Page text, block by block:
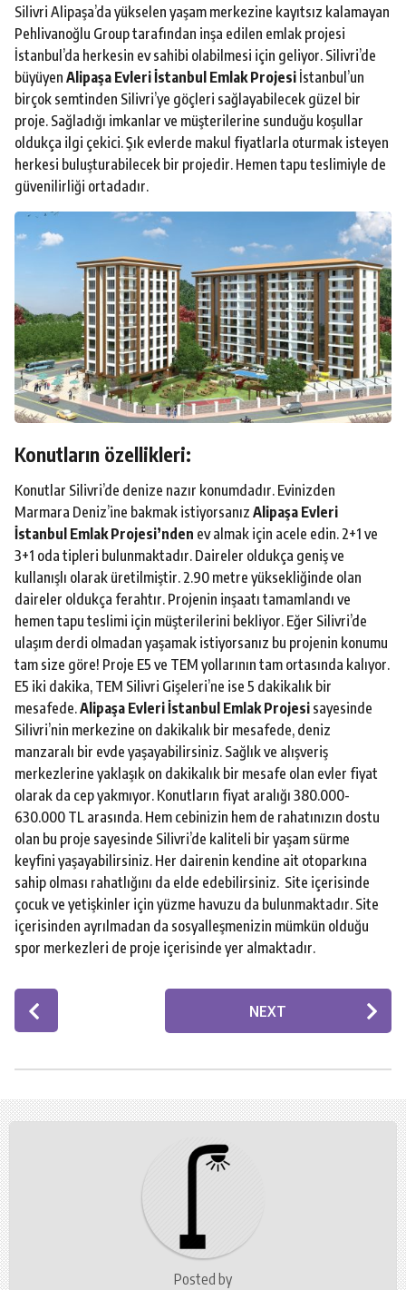
Silivri Alipaşa’da yükselen yaşam merkezine kayıtsız kalamayan
Pehlivanoğlu Group tarafından inşa edilen emlak projesi
İstanbul’da herkesin ev sahibi olabilmesi için geliyor. Silivri’de
büyüyen Alipaşa Evleri İstanbul Emlak Projesi İstanbul’un
birçok semtinden Silivri’ye göçleri sağlayabilecek güzel bir
proje. Sağladığı imkanlar ve müşterilerine sunduğu koşullar
oldukça ilgi çekici. Şık evlerde makul fiyatlarla oturmak isteyen
herkesi buluşturabilecek bir projedir. Hemen tapu teslimiyle de
güvenilirliği ortadadır.
Konutların özellikleri:
Konutlar Silivri’de denize nazır konumdadır. Evinizden
Marmara Deniz’ine bakmak istiyorsanız Alipaşa Evleri
İstanbul Emlak Projesi’nden ev almak için acele edin. 2+1 ve
3+1 oda tipleri bulunmaktadır. Daireler oldukça geniş ve
kullanışlı olarak üretilmiştir. 2.90 metre yüksekliğinde olan
daireler oldukça ferahtır. Projenin inşaatı tamamlandı ve
hemen tapu teslimi için müşterilerini bekliyor. Eğer Silivri’de
ulaşım derdi olmadan yaşamak istiyorsanız bu projenin konumu
tam size göre! Proje E5 ve TEM yollarının tam ortasında kalıyor.
E5 iki dakika, TEM Silivri Gişeleri’ne ise 5 dakikalık bir
mesafede.Alipaşa Evleri İstanbul Emlak Projesi sayesinde
Silivri’nin merkezine on dakikalık bir mesafede, deniz
manzaralı bir evde yaşayabilirsiniz. Sağlık ve alışveriş
merkezlerine yaklaşık on dakikalık bir mesafe olan evler fiyat
olarak da cep yakmıyor. Konutların fiyat aralığı 380.000-
630.000 TL arasında. Hem cebinizin hem de rahatınızın dostu
olan bu proje sayesinde Silivri’de kaliteli bir yaşam sürme
keyfini yaşayabilirsiniz. Her dairenin kendine ait otoparkına
sahip olması rahatlığını da elde edebilirsiniz. Site içerisinde
çocuk ve yetişkinler için yüzme havuzu da bulunmaktadır. Site
içerisinden ayrılmadan da sosyalleşmenizin mümkün olduğu
spor merkezleri de proje içerisinde yer almaktadır.
P
o
t
P
a
NEXT
Posted by